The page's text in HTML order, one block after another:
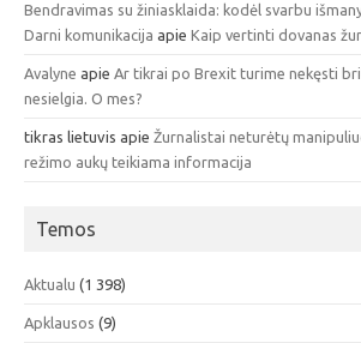
Bendravimas su žiniasklaida: kodėl svarbu
Darni komunikacija apie Kaip vertinti dovanas
Avalyne apie Ar tikrai po Brexit turime nekęsti
nesielgia. O mes?
tikras lietuvis apie Žurnalistai neturėtų
režimo aukų teikiama informacija
Temos
Aktualu (1 398)
Apklausos (9)